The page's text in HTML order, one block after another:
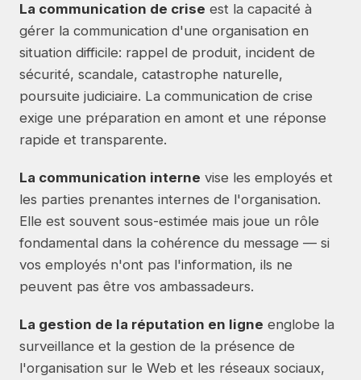
La communication de crise est la capacité à
gérer la communication d'une organisation en
situation difficile: rappel de produit, incident de
sécurité, scandale, catastrophe naturelle,
poursuite judiciaire. La communication de crise
exige une préparation en amont et une réponse
rapide et transparente.
La communication interne vise les employés et
les parties prenantes internes de l'organisation.
Elle est souvent sous-estimée mais joue un rôle
fondamental dans la cohérence du message — si
vos employés n'ont pas l'information, ils ne
peuvent pas être vos ambassadeurs.
La gestion de la réputation en ligne englobe la
surveillance et la gestion de la présence de
l'organisation sur le Web et les réseaux sociaux,